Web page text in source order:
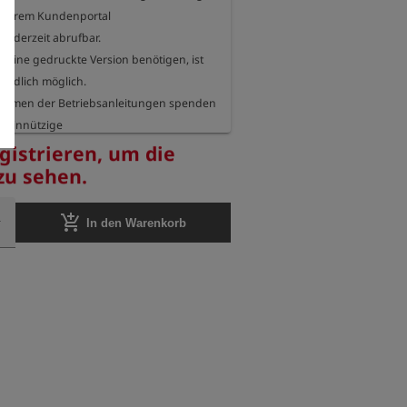
Kundenportal
jederzeit abrufbar.
eine gedruckte Version benötigen, ist
möglich.
der Betriebsanleitungen spenden
sich für den Schutz unserer Umwelt
informieren wir Sie jedes Jahr, für
um die
sehen.
add_shopping_cart In den Warenkorb